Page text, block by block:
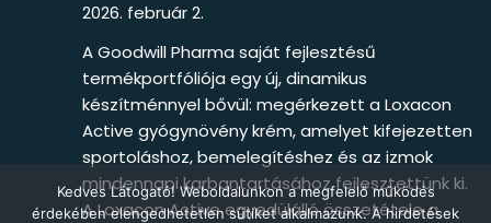
2026. február 2.
A Goodwill Pharma saját fejlesztésű
termékportfóliója egy új, dinamikus
készítménnyel bővül: megérkezett a Loxacon
Active gyógynövény krém, amelyet kifejezetten
sportoláshoz, bemelegítéshez és az izmok
mindennapi karbantartásához fejlesztettünk ki.
A Loxacon Active egyedülálló összetétele a
Kedves Látogató! Weboldalunkon a megfelelő működés
érdekében elengedhetetlen sütiket alkalmazunk. A hirdetések